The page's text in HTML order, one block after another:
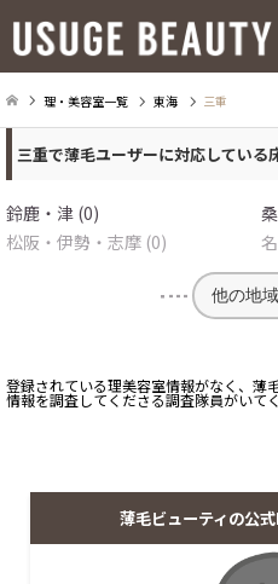
理・美容室一覧 東海 三重
三重で薄毛ユーザーに対応している
鈴鹿・津 (0)
松阪・伊勢・志摩 (0)
他の地
登録されている理美容室情報がなく、薄
情報を調査してくださる調査隊員がいて
薄毛ビューティの公